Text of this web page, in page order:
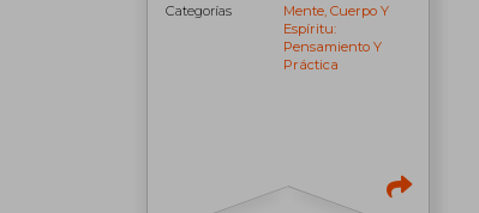
Categorías
Mente, Cuerpo Y
Espíritu:
Pensamiento Y
Práctica